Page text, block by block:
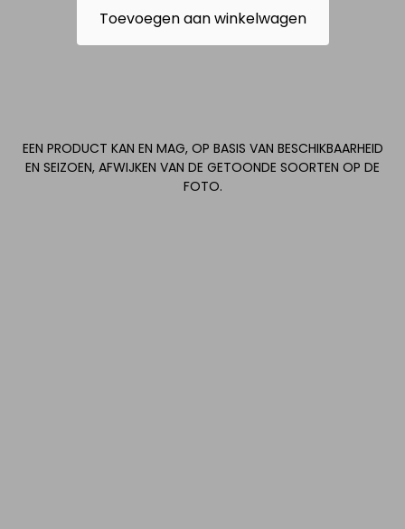
Toevoegen aan winkelwagen
EEN PRODUCT KAN EN MAG, OP BASIS VAN BESCHIKBAARHEID
EN SEIZOEN, AFWIJKEN VAN DE GETOONDE SOORTEN OP DE
FOTO.